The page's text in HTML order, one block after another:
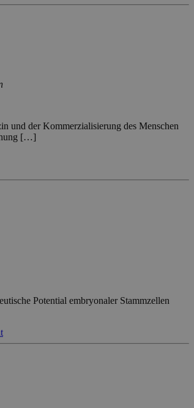
und der Kommerzialisierung des Menschen
[…]
Potential embryonaler Stammzellen